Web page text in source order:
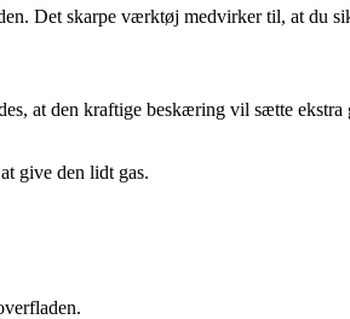
Det skarpe værktøj medvirker til, at du
at den kraftige beskæring vil sætte
give den lidt gas.